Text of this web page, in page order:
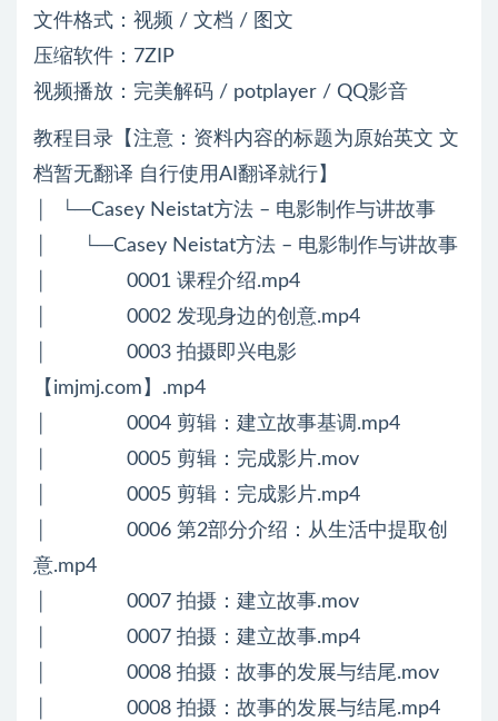
文件格式：视频 / 文档 / 图文
压缩软件：7ZIP
视频播放：完美解码 / potplayer / QQ影音
教程目录【注意：资料内容的标题为原始英文 文
档暂无翻译 自行使用AI翻译就行】
│ └─Casey Neistat方法 – 电影制作与讲故事
│ └─Casey Neistat方法 – 电影制作与讲故事
│ 0001 课程介绍.mp4
│ 0002 发现身边的创意.mp4
│ 0003 拍摄即兴电影
【imjmj.com】.mp4
│ 0004 剪辑：建立故事基调.mp4
│ 0005 剪辑：完成影片.mov
│ 0005 剪辑：完成影片.mp4
│ 0006 第2部分介绍：从生活中提取创
意.mp4
│ 0007 拍摄：建立故事.mov
│ 0007 拍摄：建立故事.mp4
│ 0008 拍摄：故事的发展与结尾.mov
│ 0008 拍摄：故事的发展与结尾.mp4